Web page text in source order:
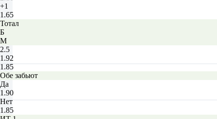
+1
1.65
Тотал
Б
М
2.5
1.92
1.85
Обе забьют
Да
1.90
Нет
1.85